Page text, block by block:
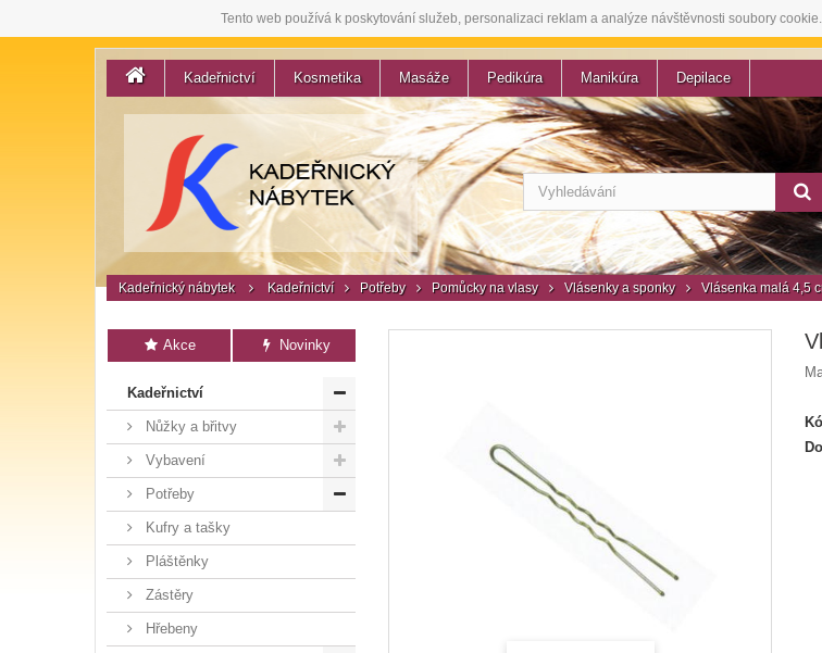
Tento web používá k poskytování služeb, personalizaci reklam a analýze návštěvnosti soubory
Kadeřnictví Kosmetika Masáže Pedikúra Manikúra Depilace
Kadeřnický nábytek Kadeřnictví Potřeby Pomůcky na vlasy Vlásenky a sponky Vlásenka malá 4,5
Akce Novinky
Kadeřnictví
Nůžky a břitvy
Vybavení
Potřeby
Kufry a tašky
Pláštěnky
Zástěry
Hřebeny